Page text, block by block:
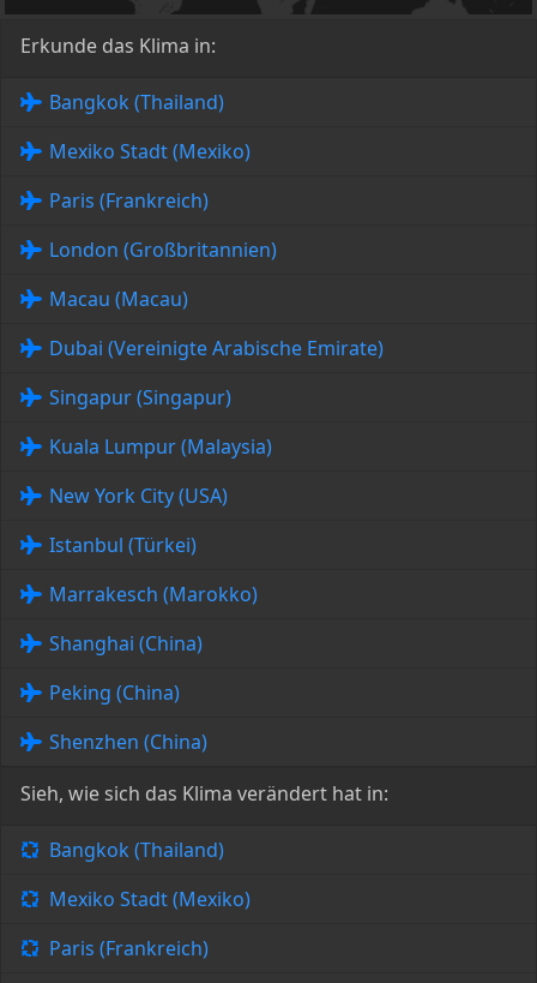
Erkunde das Klima in:
Bangkok (Thailand)
Mexiko Stadt (Mexiko)
Paris (Frankreich)
London (Großbritannien)
Macau (Macau)
Dubai (Vereinigte Arabische Emirate)
Singapur (Singapur)
Kuala Lumpur (Malaysia)
New York City (USA)
Istanbul (Türkei)
Marrakesch (Marokko)
Shanghai (China)
Peking (China)
Shenzhen (China)
Sieh, wie sich das Klima verändert hat in:
Bangkok (Thailand)
Mexiko Stadt (Mexiko)
Paris (Frankreich)